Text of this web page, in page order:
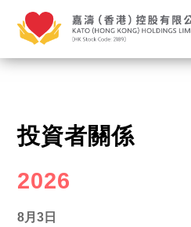
投資者關係
2026
8月3日